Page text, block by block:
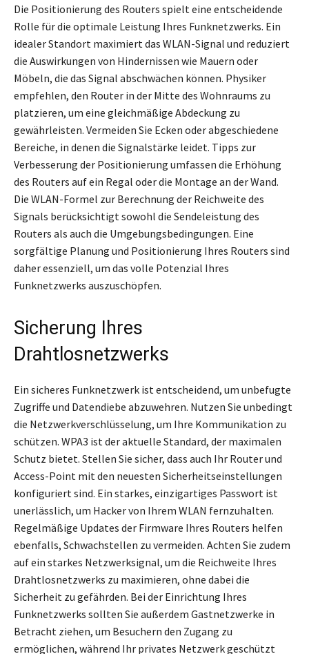
Die Positionierung des Routers spielt eine entscheidende
Rolle für die optimale Leistung Ihres Funknetzwerks. Ein
idealer Standort maximiert das WLAN-Signal und reduziert
die Auswirkungen von Hindernissen wie Mauern oder
Möbeln, die das Signal abschwächen können. Physiker
empfehlen, den Router in der Mitte des Wohnraums zu
platzieren, um eine gleichmäßige Abdeckung zu
gewährleisten. Vermeiden Sie Ecken oder abgeschiedene
Bereiche, in denen die Signalstärke leidet. Tipps zur
Verbesserung der Positionierung umfassen die Erhöhung
des Routers auf ein Regal oder die Montage an der Wand.
Die WLAN-Formel zur Berechnung der Reichweite des
Signals berücksichtigt sowohl die Sendeleistung des
Routers als auch die Umgebungsbedingungen. Eine
sorgfältige Planung und Positionierung Ihres Routers sind
daher essenziell, um das volle Potenzial Ihres
Funknetzwerks auszuschöpfen.
Sicherung Ihres
Drahtlosnetzwerks
Ein sicheres Funknetzwerk ist entscheidend, um unbefugte
Zugriffe und Datendiebe abzuwehren. Nutzen Sie unbedingt
die Netzwerkverschlüsselung, um Ihre Kommunikation zu
schützen. WPA3 ist der aktuelle Standard, der maximalen
Schutz bietet. Stellen Sie sicher, dass auch Ihr Router und
Access-Point mit den neuesten Sicherheitseinstellungen
konfiguriert sind. Ein starkes, einzigartiges Passwort ist
unerlässlich, um Hacker von Ihrem WLAN fernzuhalten.
Regelmäßige Updates der Firmware Ihres Routers helfen
ebenfalls, Schwachstellen zu vermeiden. Achten Sie zudem
auf ein starkes Netzwerksignal, um die Reichweite Ihres
Drahtlosnetzwerks zu maximieren, ohne dabei die
Sicherheit zu gefährden. Bei der Einrichtung Ihres
Funknetzwerks sollten Sie außerdem Gastnetzwerke in
Betracht ziehen, um Besuchern den Zugang zu
ermöglichen, während Ihr privates Netzwerk geschützt